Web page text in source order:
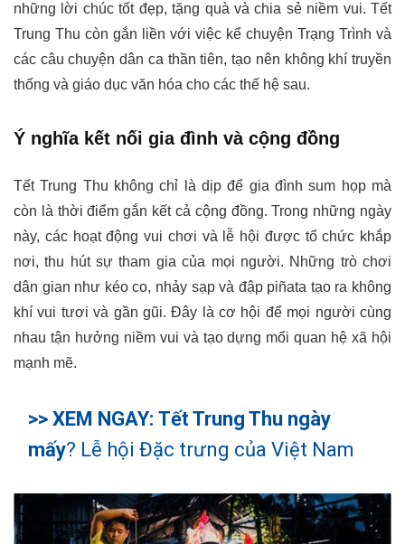
những lời chúc tốt đẹp, tặng quà và chia sẻ niềm vui. Tết
Trung Thu còn gắn liền với việc kể chuyện Trạng Trình và
các câu chuyện dân ca thần tiên, tạo nên không khí truyền
thống và giáo dục văn hóa cho các thế hệ sau.
Ý nghĩa kết nối gia đình và cộng đồng
Tết Trung Thu không chỉ là dịp để gia đình sum họp mà
còn là thời điểm gắn kết cả cộng đồng. Trong những ngày
này, các hoạt động vui chơi và lễ hội được tổ chức khắp
nơi, thu hút sự tham gia của mọi người. Những trò chơi
dân gian như kéo co, nhảy sạp và đập piñata tạo ra không
khí vui tươi và gần gũi. Đây là cơ hội để mọi người cùng
nhau tận hưởng niềm vui và tạo dựng mối quan hệ xã hội
mạnh mẽ.
>> XEM NGAY: Tết Trung Thu ngày
mấy? Lễ hội Đặc trưng của Việt Nam